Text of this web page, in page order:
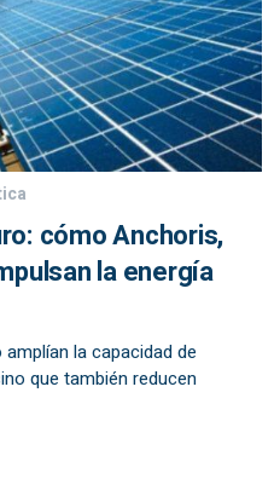
cómo Anchoris,
la energía
la capacidad de
que también reducen